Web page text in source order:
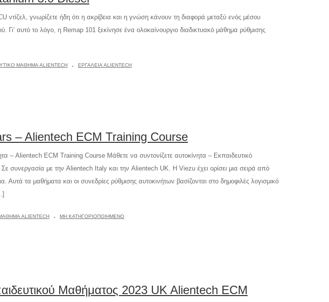
ντίζελ, γνωρίζετε ήδη ότι η ακρίβεια και η γνώση κάνουν τη διαφορά μεταξύ ενός μέσου
Γι’ αυτό το λόγο, η Remap 101 ξεκίνησε ένα ολοκαίνουργιο διαδικτυακό μάθημα ρύθμισης
ΜΆΘΗΜΑ ALIENTECH . ΕΡΓΑΛΕΊΑ ALIENTECH
– Alientech ECM Training Course
– Alientech ECM Training Course Μάθετε να συντονίζετε αυτοκίνητα – Εκπαιδευτικό
συνεργασία με την Alientech Italy και την Alientech UK. Η Viezu έχει ορίσει μια σειρά από
Αυτά τα μαθήματα και οι συνεδρίες ρύθμισης αυτοκινήτων βασίζονται στο δημοφιλές λογισμικό
ALIENTECH . ΜΗ ΚΑΤΗΓΟΡΙΟΠΟΙΗΜΈΝΟ
Μαθήματος 2023 UK Alientech ECM